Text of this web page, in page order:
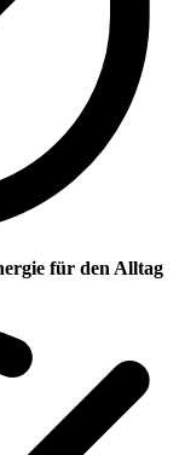
für den Alltag